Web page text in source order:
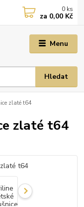
Menu
Hledat
0 ks
za 0,00 Kč
zlaté t64
zlaté t64